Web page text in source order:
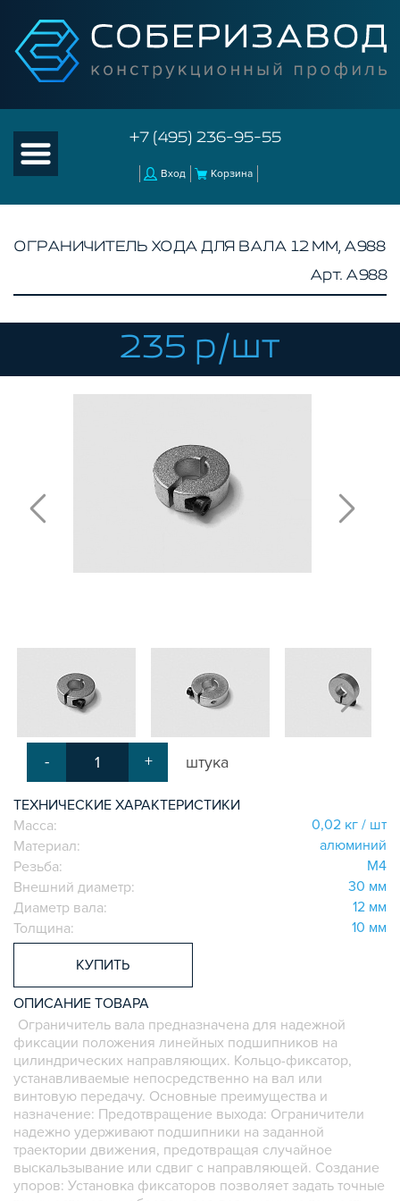
+7 (495) 236-95-55
Вход Корзина
КОМПЛЕКТУЮЩИЕ К ЧПУ
КОНСТРУКЦИОННЫЙ ПРОФИЛЬ ДЛЯ
СТАНКОВ
ПРОФИЛЬНЫЕ НАПРАВЛЯЮЩИЕ
ОПОРЫ ХОДОВЫХ ВИНТОВ
ЛИНЕЙНЫЕ ПОДШИПНИКИ И МОДУЛИ
КАБЕЛЬ-КАНАЛЫ СТАНОЧНЫЕ ГИБКИЕ
ШАГОВЫЕ ДВИГАТЕЛИ И АККСЕСУАРЫ
АКСЕССУАРЫ ДЛЯ РАБОЧЕГО СТОЛА
АКСЕССУАРЫ ДЛЯ V-ПАЗА
Т-БОЛТЫ И Т-ГАЙКИ
СУХАРИ ПАЗОВЫЕ
УГЛОВЫЕ СОЕДИНИТЕЛИ
СИСТЕМА ТРУБНАЯ МОДУЛЬНАЯ
СИСТЕМА ТРУБНАЯ КОНСТРУКЦИОННАЯ
ВНУТРЕННИЕ УГЛОВЫЕ СОЕДИНИТЕЛИ
2-Х И 3-Х СТОРОННИЕ СОЕДИНИТЕЛИ
АЛЮМИНИЕВЫЕ СИСТЕМЫ ОГРАЖДЕНИЙ
ГОТОВЫЕ РЕШЕНИЯ
ОБЩЕСТРОИТЕЛЬНЫЙ ПРОФИЛЬ
ПОДШИПНИКИ
ЛИНЕЙНЫЕ СОЕДИНИТЕЛИ
ДОПОЛНИТЕЛЬНАЯ ОБРАБОТКА
ПАРАЛЛЕЛЬНЫЕ СОЕДИНИТЕЛИ
ПРОМЫШЛЕННАЯ МЕБЕЛЬ
СИСТЕМА ЛЕСТНИЦ И ПЛАТФОРМ
БЫСТРЫЕ СОЕДИНИТЕЛИ
ВИНТОВЫЕ СОЕДИНИТЕЛИ И ВТУЛКИ
ОГРАНИЧИТЕЛЬ ХОДА ДЛЯ ВАЛА 12 ММ, A988
Арт. A988
235 р/шт
- + штука
ТЕХНИЧЕСКИЕ ХАРАКТЕРИСТИКИ
Масса:
0,02 кг / шт
Материал:
алюминий
Резьба:
М4
Внешний диаметр:
30 мм
Диаметр вала:
12 мм
Толщина:
10 мм
КУПИТЬ
ОПИСАНИЕ ТОВАРА
Ограничитель вала предназначена для надежной
фиксации положения линейных подшипников на
цилиндрических направляющих. Кольцо-фиксатор,
устанавливаемые непосредственно на вал или
винтовую передачу. Основные преимущества и
назначение: Предотвращение выхода: Ограничители
надежно удерживают подшипники на заданной
траектории движения, предотвращая случайное
выскальзывание или сдвиг с направляющей. Создание
упоров: Установка фиксаторов позволяет задать точные